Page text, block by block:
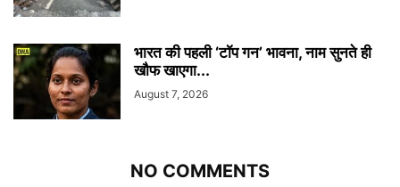
भारत की पहली ‘टॉप गन’ भावना, नाम सुनते ही
खौफ खाएगा...
August 7, 2026
NO COMMENTS